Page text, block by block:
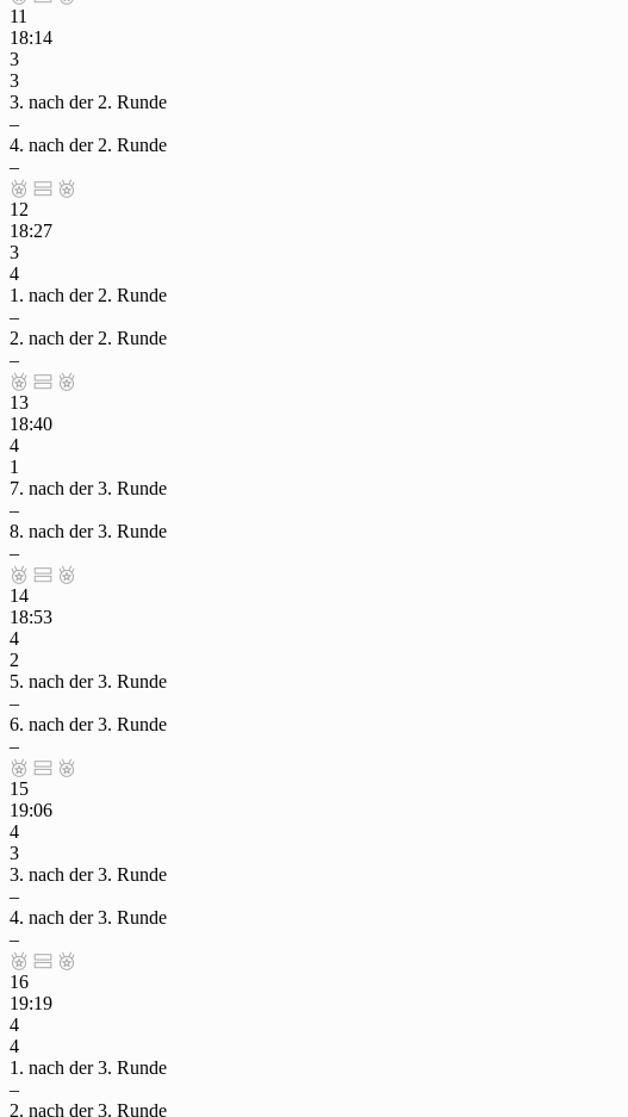
11
18:14
3
3
3. nach der 2. Runde
–
4. nach der 2. Runde
–
  
12
18:27
3
4
1. nach der 2. Runde
–
2. nach der 2. Runde
–
  
13
18:40
4
1
7. nach der 3. Runde
–
8. nach der 3. Runde
–
  
14
18:53
4
2
5. nach der 3. Runde
–
6. nach der 3. Runde
–
  
15
19:06
4
3
3. nach der 3. Runde
–
4. nach der 3. Runde
–
  
16
19:19
4
4
1. nach der 3. Runde
–
2. nach der 3. Runde